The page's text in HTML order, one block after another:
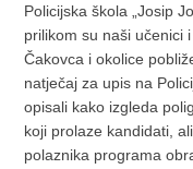
Policijska škola „Josip
prilikom su naši učenici
Čakovca i okolice
natječaj za upis na
opisali kako izgleda
koji prolaze kandidati,
polaznika programa